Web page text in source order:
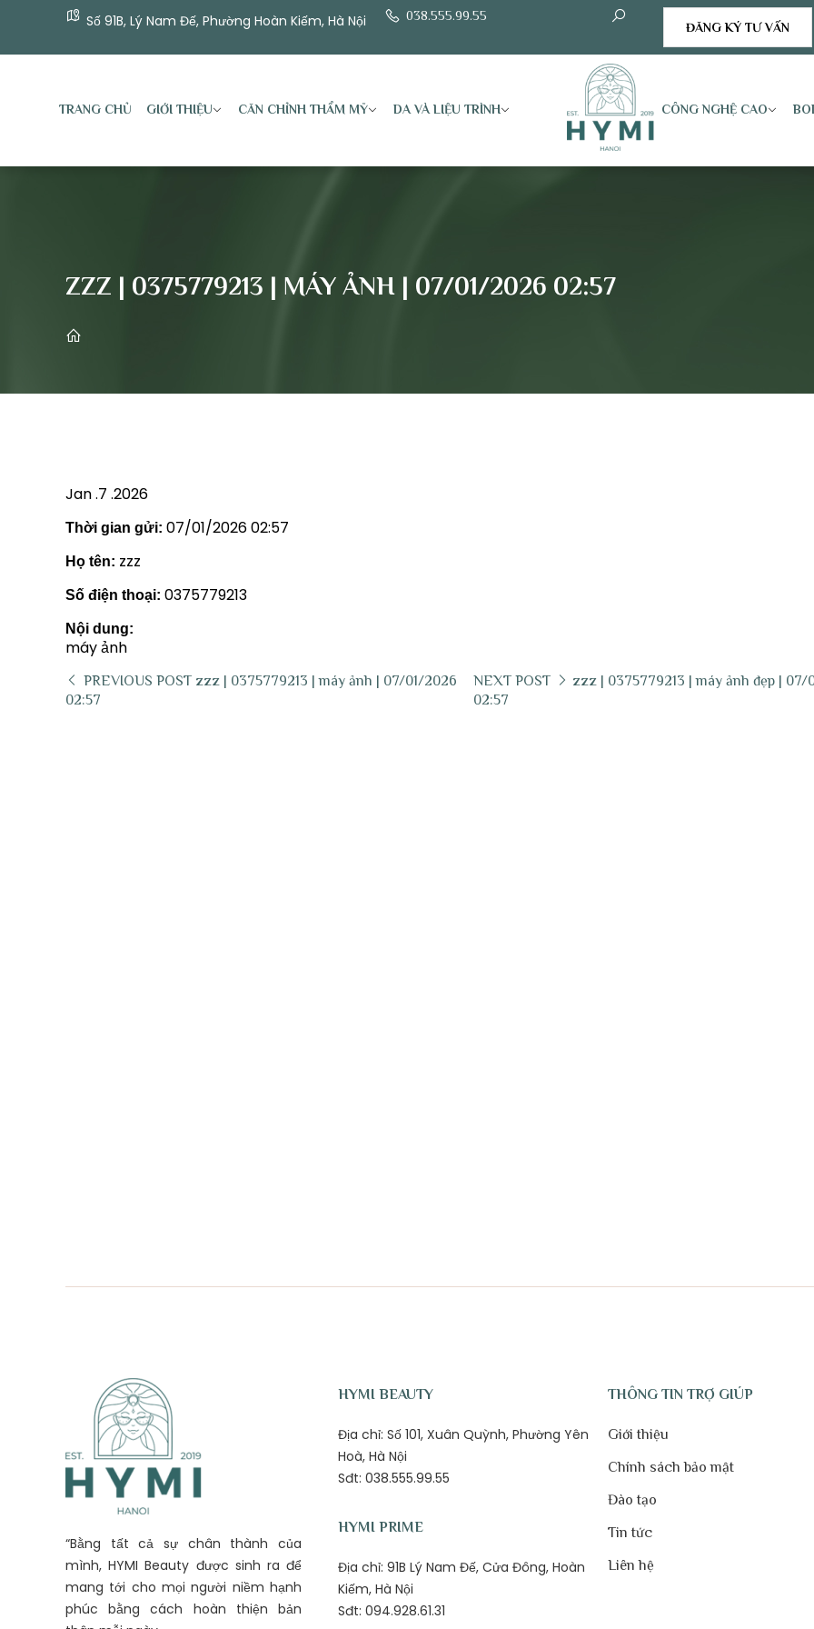
Số 91B, Lý Nam Đế, Phường Hoàn Kiếm, Hà Nội
038.555.99.55
ĐĂNG KÝ TƯ VẤN
TRANG CHỦ GIỚI THIỆU CĂN CHỈNH THẨM MỸ DA VÀ LIỆU TRÌNH CÔNG NGHỆ CAO
ZZZ | 0375779213 | MÁY ẢNH | 07/01/2026 02:57
Jan .7 .2026
Thời gian gửi: 07/01/2026 02:57
Họ tên: zzz
Số điện thoại: 0375779213
Nội dung:
máy ảnh
PREVIOUS POST zzz | 0375779213 | máy ảnh | 07/01/2026
02:57
NEXT POST
zzz | 0375779213 | máy ảnh đẹp | 07/
02:57
“Bằng tất cả sự chân thành của
mình, HYMI Beauty được sinh ra để
mang tới cho mọi người niềm hạnh
phúc bằng cách hoàn thiện bản
HYMI BEAUTY
Địa chỉ: Số 101, Xuân Quỳnh, Phường Yên
Hoà, Hà Nội
Sđt: 038.555.99.55
HYMI PRIME
Địa chỉ: 91B Lý Nam Đế, Cửa Đông, Hoàn
Kiếm, Hà Nội
Sđt: 094.928.61.31
THÔNG TIN TRỢ GIÚP
Giới thiệu
Chính sách bảo mật
Đào tạo
Tin tức
Liên hệ